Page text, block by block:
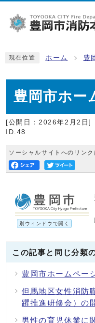
現在位置 ホーム 豊
豊岡市ホー
[公開日：2026年2月2日]
ID:48
ソーシャルサイトへのリン
別ウィンドウで開く
この記事と同じ分類
豊岡市ホームペー
但馬地区女性消防
躍推進研修会）の
男性の育児休業に